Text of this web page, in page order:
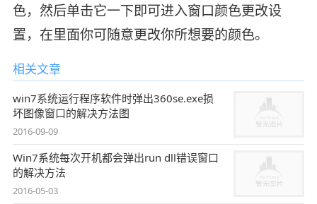
色，然后单击它一下即可进入窗口颜色更改设
置，在里面你可随意更改你所想要的颜色。
相关文章
win7系统运行程序软件时弹出360se.exe损
坏图像窗口的解决方法图
2016-09-09
Win7系统每次开机都会弹出run dll错误窗口
的解决方法
2016-05-03